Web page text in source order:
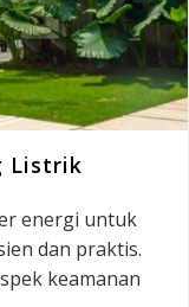
Listrik
energi untuk
dan praktis.
keamanan